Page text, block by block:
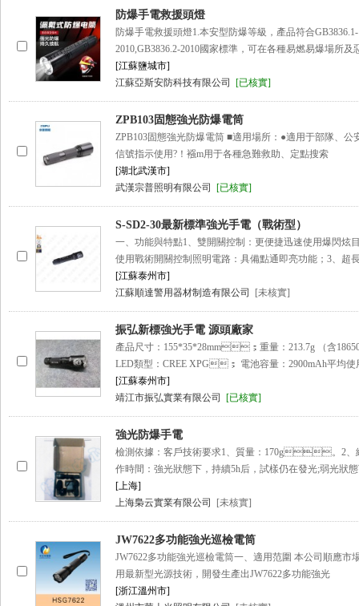
防爆手電救援頭燈
防爆手電救援頭燈1.本安型防爆等級，產品符合GB3836.1-
2010,GB3836.2-2010國家標準，可在各種易燃易爆場所及
[江蘇鹽城市]
江蘇亞斯安防科技有限公司
[已核實]
ZPB103固態強光防爆電筒
ZPB103固態強光防爆電筒 ■適用場所：●適用于部隊、公安
信號指示使用?！襁m用于各種急難救助、定點搜索
[湖北武漢市]
武漢宗普照明有限公司
[已核實]
S-SD2-30最新標準強光手電（戰術型）
一、功能與特點1、雙開關控制：更便捷迅速使用爆閃炫目
使用戰術開關控制照明電路：具備點通即亮功能；3、超
[江蘇泰州市]
江蘇順達警用器材制造有限公司
[未核實]
振弘新標強光手電 源頭廠家
產品尺寸：155*35*28mm；重量：213.7g （含
LED類型：CREE XPG； 電池容量：2900mAh平均使
[江蘇泰州市]
靖江市振弘實業有限公司
[已核實]
強光防爆手電
檢測依據：客戶技術要求1、質量：170g。2、
作時間：強光狀態下，持續5h后，試樣仍在發光;弱光狀
[上海]
上海梟云實業有限公司
[未核實]
JW7622多功能強光巡檢電筒
JW7622多功能強光巡檢電筒一、適用范圍 本公司順應市場
用最新型光源技術，開發生產出JW7622多功能強光
[浙江溫州市]